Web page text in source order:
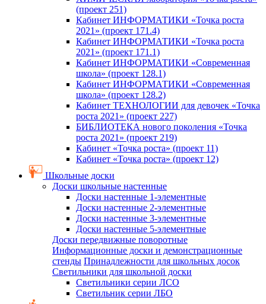
(проект 251)
Кабинет ИНФОРМАТИКИ «Точка роста
2021» (проект 171.4)
Кабинет ИНФОРМАТИКИ «Точка роста
2021» (проект 171.1)
Кабинет ИНФОРМАТИКИ «Современная
школа» (проект 128.1)
Кабинет ИНФОРМАТИКИ «Современная
школа» (проект 128.2)
Кабинет ТЕХНОЛОГИИ для девочек «Точка
роста 2021» (проект 227)
БИБЛИОТЕКА нового поколения «Точка
роста 2021» (проект 219)
Кабинет «Точка роста» (проект 11)
Кабинет «Точка роста» (проект 12)
Школьные доски
Доски школьные настенные
Доски настенные 1-элементные
Доски настенные 2-элементные
Доски настенные 3-элементные
Доски настенные 5-элементные
Доски передвижные поворотные
Информационные доски и демонстрационные
стенды Принадлежности для школьных досок
Светильники для школьной доски
Светильники серии ЛСО
Светильник серии ЛБО